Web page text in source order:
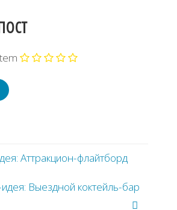
Аттракцион-флайтборд
Выездной коктейль-бар